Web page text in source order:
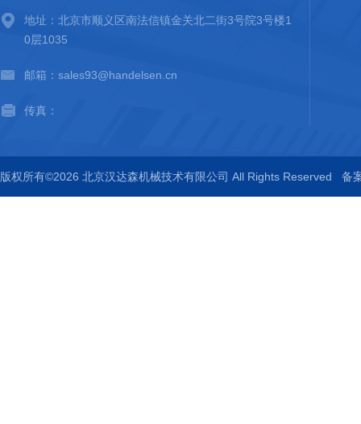
地址：北京市顺义区南法信镇金关北二街3号院3号楼1
0层1035
邮箱：sales93@handelsen.cn
传真：
版权所有©2026 北京汉达森机械技术有限公司 All Rights Reserved 备